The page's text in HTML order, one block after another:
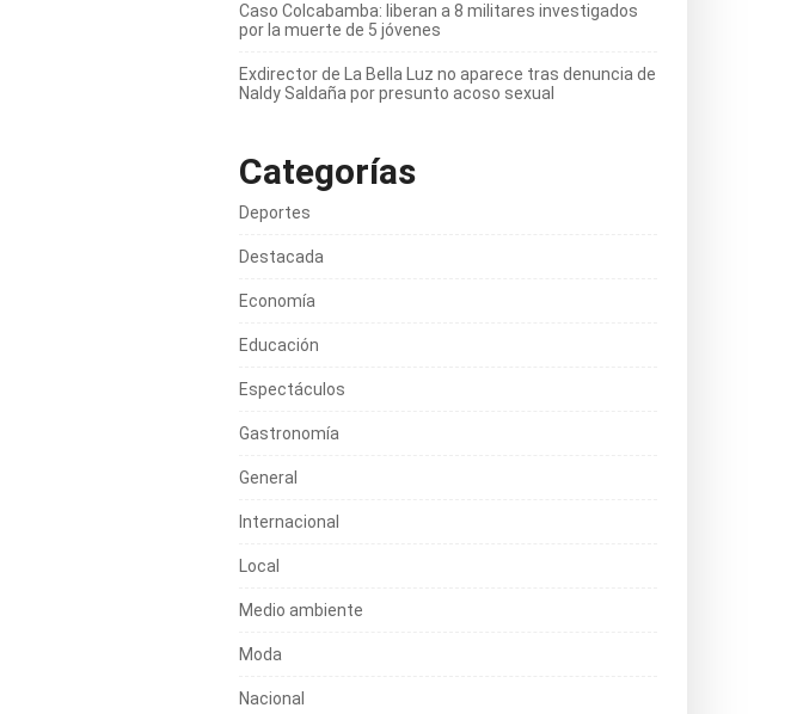
Caso Colcabamba: liberan a 8 militares investigados
por la muerte de 5 jóvenes
Exdirector de La Bella Luz no aparece tras denuncia de
Naldy Saldaña por presunto acoso sexual
Categorías
Deportes
Destacada
Economía
Educación
Espectáculos
Gastronomía
General
Internacional
Local
Medio ambiente
Moda
Nacional